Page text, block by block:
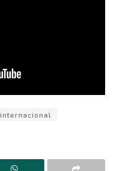
internacional